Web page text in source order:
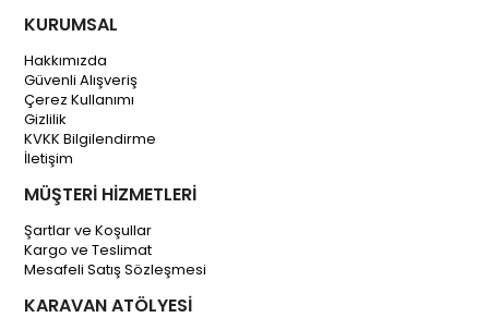
KURUMSAL
Hakkımızda
Güvenli Alışveriş
Çerez Kullanımı
Gizlilik
KVKK Bilgilendirme
İletişim
MÜŞTERİ HİZMETLERİ
Şartlar ve Koşullar
Kargo ve Teslimat
Mesafeli Satış Sözleşmesi
KARAVAN ATÖLYESİ